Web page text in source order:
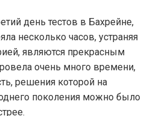
день тестов в Бахрейне,
несколько часов, устраняя
являются прекрасным
очень много времени,
решения которой на
поколения можно было